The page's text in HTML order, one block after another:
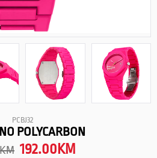
PCBJ32
POLYCARBON
KM 192.00 KM